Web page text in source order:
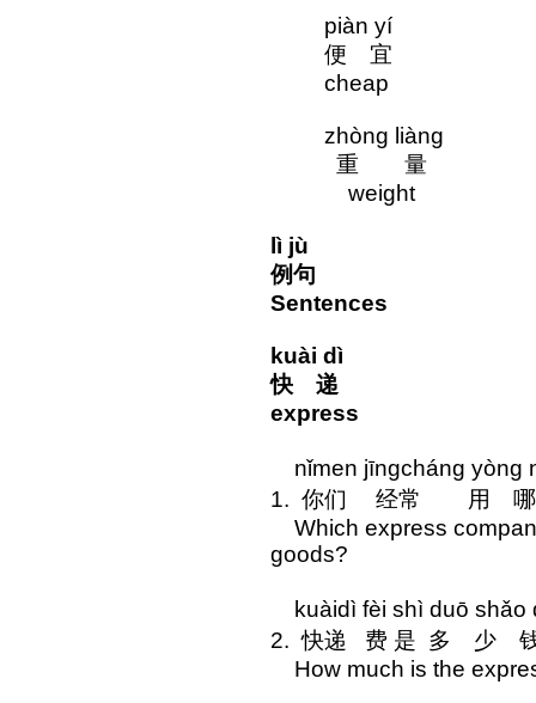
piàn yí
便
cheap
zhòng liàng
重
weight
lì jù
例句
Sentences
kuài dì
快 递
express
nǐmen jīngcháng yòng
1. 你们 经常 用 哪
Which express
goods?
kuàidì fèi shì duō shǎo
2. 快递 费 是 多 少
How much is the